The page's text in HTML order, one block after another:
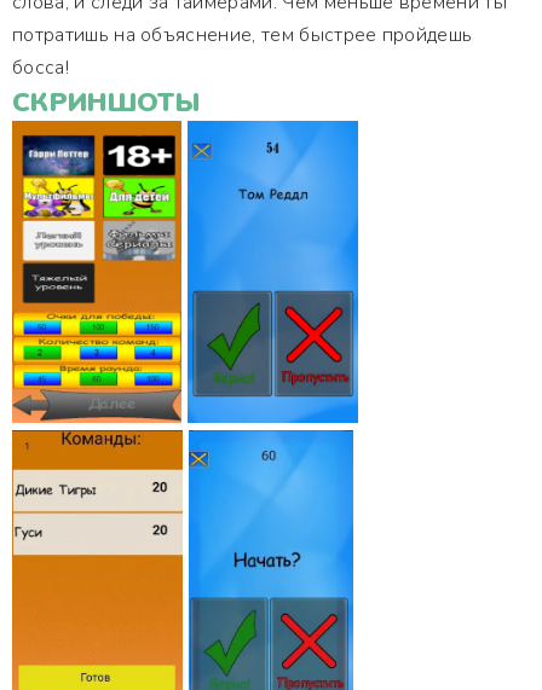
потратишь на объяснение, тем быстрее пройдешь
босса!
СКРИНШОТЫ